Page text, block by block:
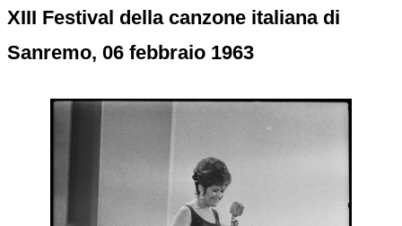
XIII Festival della canzone italiana di
Sanremo, 06 febbraio 1963